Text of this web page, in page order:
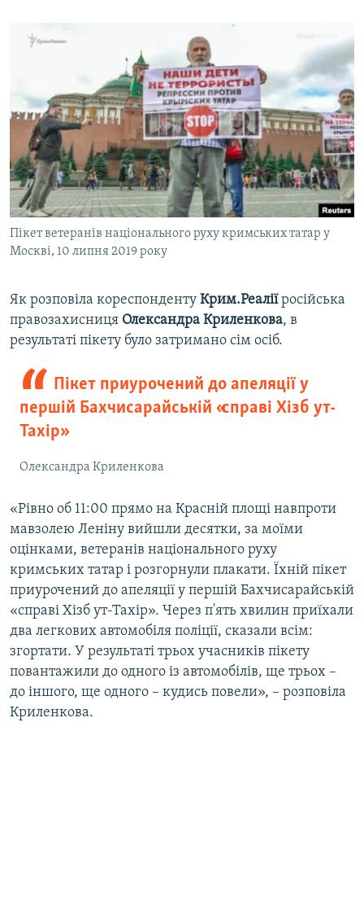
Пікет ветеранів національного руху кримських татар у
Москві, 10 липня 2019 року
Як розповіла кореспонденту Крим.Реаліїросійська
правозахисниця Олександра Криленкова, в
результаті пікету було затримано сім осіб.
Пікет приурочений до апеляції у
першій Бахчисарайській «справі Хізб ут-
Тахір»
Олександра Криленкова
«Рівно об 11:00 прямо на Красній площі навпроти
мавзолею Леніну вийшли десятки, за моїми
оцінками, ветеранів національного руху
кримських татар і розгорнули плакати. Їхній пікет
приурочений до апеляції у першій Бахчисарайській
«справі Хізб ут-Тахір». Через п'ять хвилин приїхали
два легкових автомобіля поліції, сказали всім:
згортати. У результаті трьох учасників пікету
повантажили до одного із автомобілів, ще трьох –
до іншого, ще одного – кудись повели», – розповіла
Криленкова.